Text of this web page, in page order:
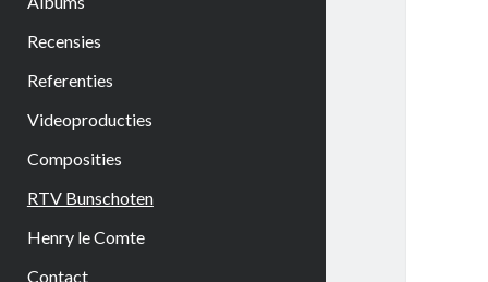
Recensies
Referenties
Videoproducties
Composities
RTV Bunschoten
Henry le Comte
Contact